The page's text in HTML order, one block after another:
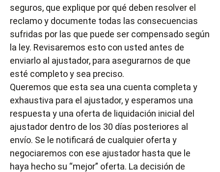
seguros, que explique por qué deben resolver el
reclamo y documente todas las consecuencias
sufridas por las que puede ser compensado según
la ley. Revisaremos esto con usted antes de
enviarlo al ajustador, para asegurarnos de que
esté completo y sea preciso.
Queremos que esta sea una cuenta completa y
exhaustiva para el ajustador, y esperamos una
respuesta y una oferta de liquidación inicial del
ajustador dentro de los 30 días posteriores al
envío. Se le notificará de cualquier oferta y
negociaremos con ese ajustador hasta que le
haya hecho su “mejor” oferta. La decisión de